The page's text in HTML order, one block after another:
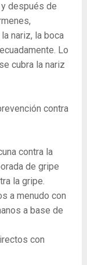
después de
nariz, la boca
Lo
cubra la nariz
contra
contra la
de gripe
la gripe.
a menudo con
a base de
con